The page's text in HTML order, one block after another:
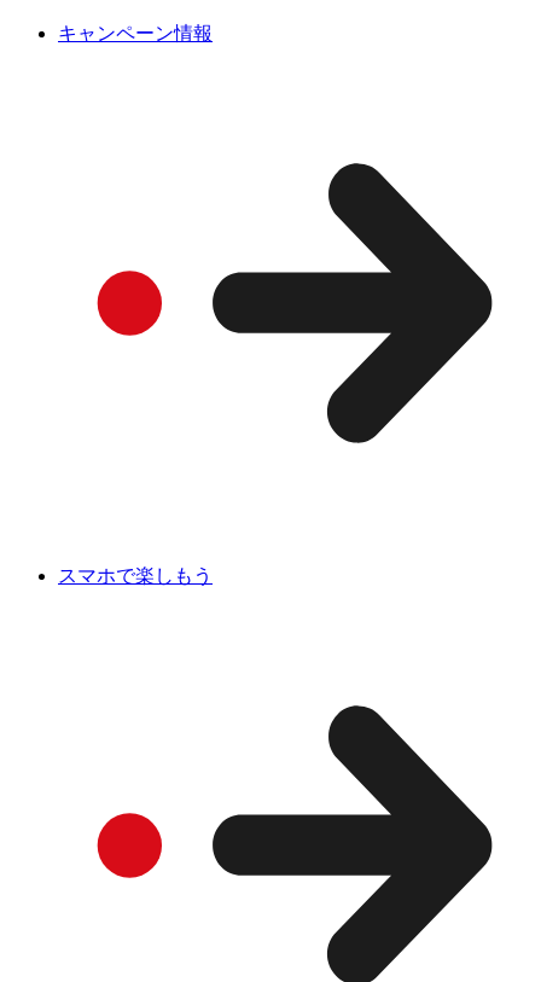
キャンペーン情報
スマホで楽しもう